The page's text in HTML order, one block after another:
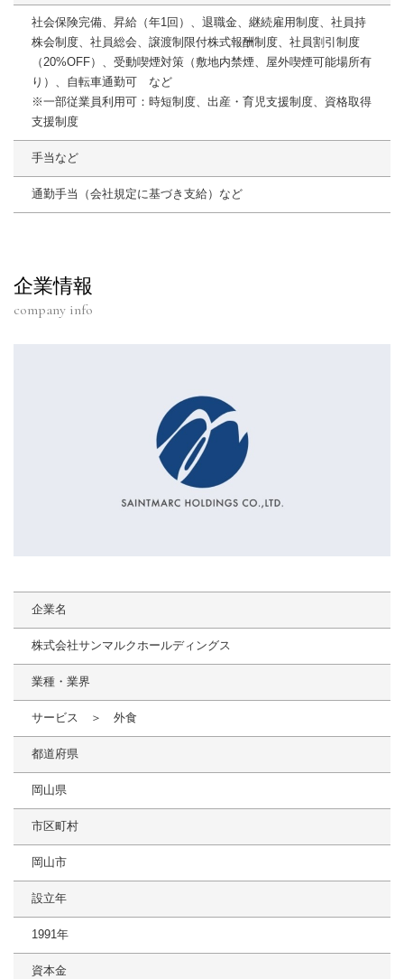
社会保険完備、昇給（年1回）、退職金、継続雇用制度、社員持
株会制度、社員総会、譲渡制限付株式報酬制度、社員割引制度
（20%OFF）、受動喫煙対策（敷地内禁煙、屋外喫煙可能場所有
り）、自転車通勤可 など
※一部従業員利用可：時短制度、出産・育児支援制度、資格取得
支援制度
手当など
通勤手当（会社規定に基づき支給）など
企業情報
company info
企業名
株式会社サンマルクホールディングス
業種・業界
サービス ＞ 外食
都道府県
岡山県
市区町村
岡山市
設立年
1991年
資本金